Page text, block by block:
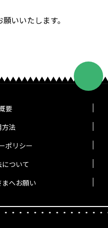
いいたします。
要
方法
ポリシー
ついて
へお願い